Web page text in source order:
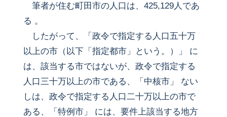
筆者が住む町田市の人口は、425,129人であ
る 。
したがって、「政令で指定する人口五十万
以上の市（以下「指定都市」という。）」 に
は、該当する市ではないが、政令で指定する
人口三十万以上の市である、「中核市」 ない
しは、政令で指定する人口二十万以上の市で
ある、「特例市」 には、要件上該当する地方